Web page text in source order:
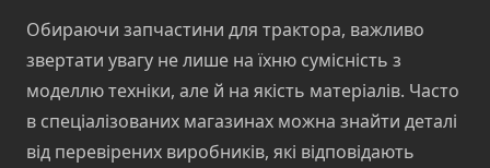
Обираючи запчастини для трактора, важливо
звертати увагу не лише на їхню сумісність з
моделлю техніки, але й на якість матеріалів. Часто
в спеціалізованих магазинах можна знайти деталі
від перевірених виробників, які відповідають